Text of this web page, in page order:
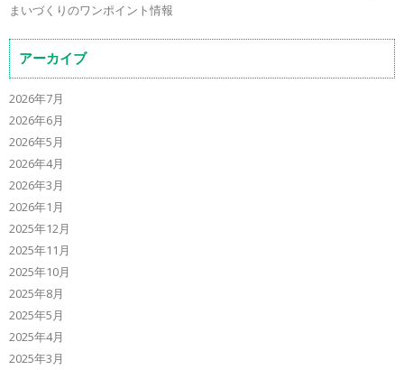
まいづくりのワンポイント情報
アーカイブ
2026年7月
2026年6月
2026年5月
2026年4月
2026年3月
2026年1月
2025年12月
2025年11月
2025年10月
2025年8月
2025年5月
2025年4月
2025年3月